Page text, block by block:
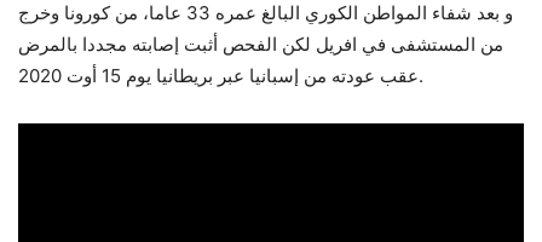
و بعد شفاء المواطن الكوري البالغ عمره 33 عاما، من كورونا وخرج
من المستشفى في افريل لكن الفحص أثبت إصابته مجددا بالمرض
عقب عودته من إسبانيا عبر بريطانيا يوم 15 أوت 2020.